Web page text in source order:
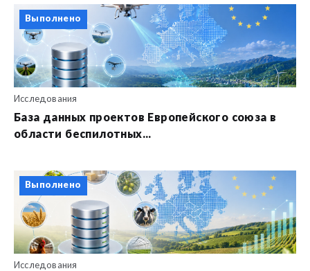
Выполнено
Исследования
База данных проектов Европейского союза в
области беспилотных...
Выполнено
Исследования